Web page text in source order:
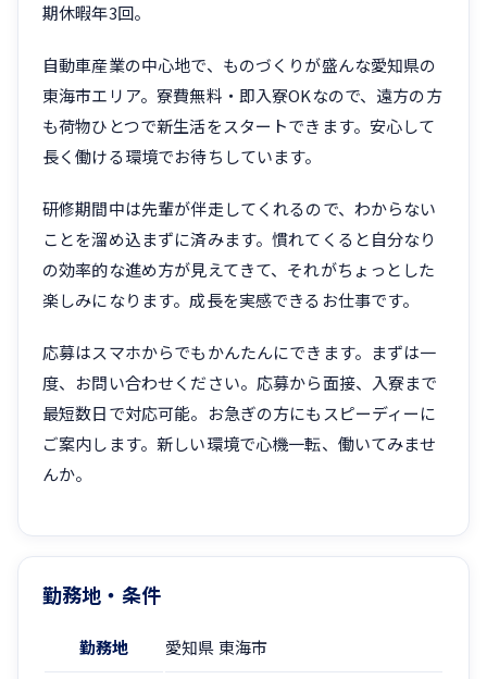
期休暇年3回。
自動車産業の中心地で、ものづくりが盛んな愛知県の
東海市エリア。寮費無料・即入寮OKなので、遠方の方
も荷物ひとつで新生活をスタートできます。安心して
長く働ける環境でお待ちしています。
研修期間中は先輩が伴走してくれるので、わからない
ことを溜め込まずに済みます。慣れてくると自分なり
の効率的な進め方が見えてきて、それがちょっとした
楽しみになります。成長を実感できるお仕事です。
応募はスマホからでもかんたんにできます。まずは一
度、お問い合わせください。応募から面接、入寮まで
最短数日で対応可能。お急ぎの方にもスピーディーに
ご案内します。新しい環境で心機一転、働いてみませ
んか。
勤務地・条件
勤務地 愛知県 東海市